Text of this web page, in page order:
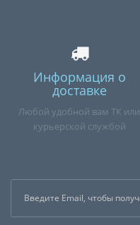
Информация о
доставке
Любой удобной вам ТК или
курьерской службой